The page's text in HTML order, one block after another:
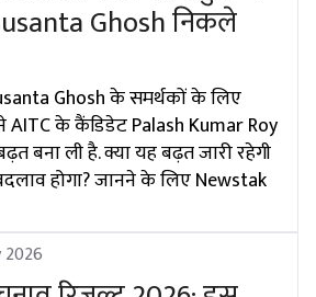
Ghosh निकले
Ghosh के समर्थकों के लिए
AITC के कैंडिडेट Palash Kumar Roy
बना ली है. क्या यह बढ़त जारी रहेगी
होगा? जानने के लिए Newstak